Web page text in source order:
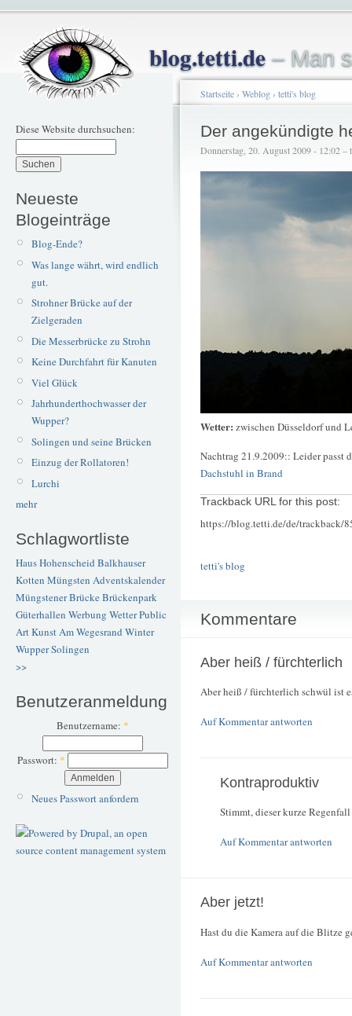
blog.tetti.de– Man
Diese Website durchsuchen:
Neueste
Blogeinträge
Blog-Ende?
Was lange währt, wird endlich
gut.
Strohner Brücke auf der
Zielgeraden
Die Messerbrücke zu Strohn
Keine Durchfahrt für Kanuten
Viel Glück
Jahrhunderthochwasser der
Wupper?
Solingen und seine Brücken
Einzug der Rollatoren!
Lurchi
mehr
Schlagwortliste
Haus Hohenscheid Balkhauser
Kotten Müngsten Adventskalender
Müngstener BrückeBrückenpark
Güterhallen Werbung WetterPublic
ArtKunstAm Wegesrand Winter
WupperSolingen
>>
Benutzeranmeldung
Benutzername: *
Passwort: *
Neues Passwort anfordern
Startseite› Weblog› tetti's blog
Der angekündigte
Donnerstag, 20. August 2009 - 12:02 –
Wetter: zwischen Düsseldorf und
Nachtrag 21.9.2009:: Leider
Dachstuhl in Brand
Trackback URL for this post:
https://blog.tetti.de/de/trackback/
tetti's blog
Kommentare
Aber heiß / fürchterlich
Aber heiß / fürchterlich schwül ist
Auf Kommentar antworten
Kontraproduktiv
Stimmt, dieser kurze
Auf Kommentar antworten
Aber jetzt!
Hast du die Kamera auf die Blitze
Auf Kommentar antworten